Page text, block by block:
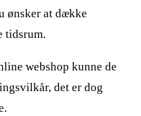
ønsker at dække
tidsrum.
webshop kunne de
det er dog